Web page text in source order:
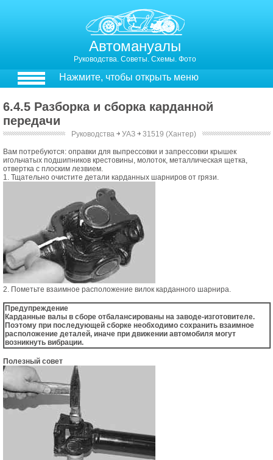
Автомануалы
Руководства. Советы. Схемы. Фото
Нажмите, чтобы открыть меню
6.4.5 Разборка и сборка карданной
передачи
Руководства ￫ УАЗ ￫ 31519 (Хантер)
Вам потребуются: оправки для выпрессовки и запрессовки крышек
игольчатых подшипников крестовины, молоток, металлическая щетка,
отвертка с плоским лезвием.
1. Тщательно очистите детали карданных шарниров от грязи.
2. Пометьте взаимное расположение вилок карданного шарнира.
Предупреждение
Карданные валы в сборе отбалансированы на заводе-изготовителе.
Поэтому при последующей сборке необходимо сохранить взаимное
расположение деталей, иначе при движении автомобиля могут
возникнуть вибрации.
Полезный совет